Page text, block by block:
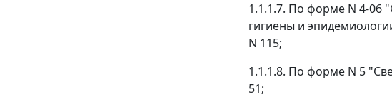
1.1.1.7. По форме N 4-06
гигиены и
N 115;
1.1.1.8. По форме N 5
51;